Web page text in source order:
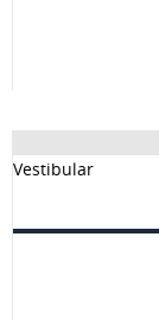
Vestibular